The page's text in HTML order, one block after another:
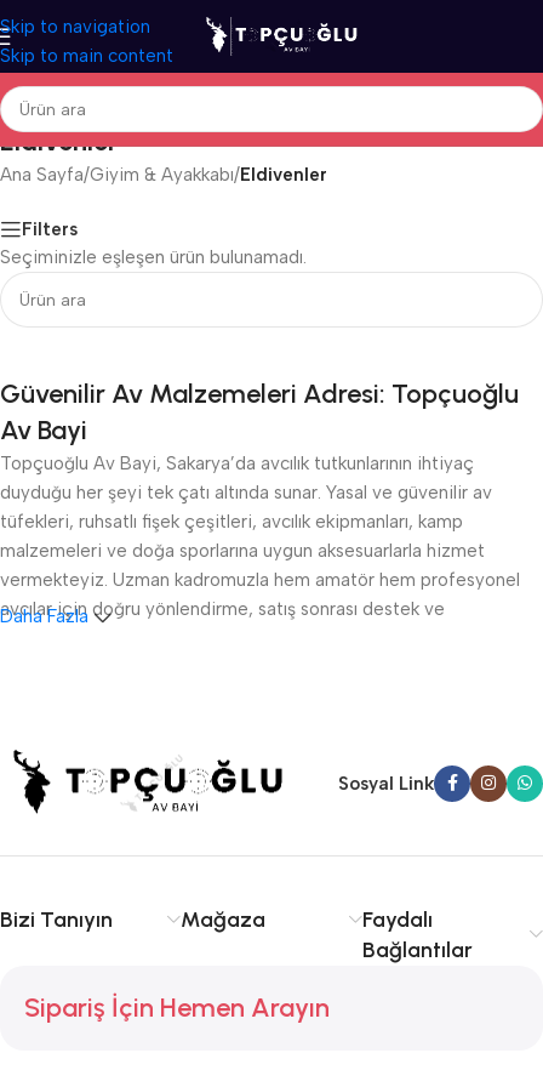
Skip to navigation
Skip to main content
Eldivenler
Ana Sayfa/Giyim & Ayakkabı/Eldivenler
Filters
Seçiminizle eşleşen ürün bulunamadı.
Güvenilir Av Malzemeleri Adresi: Topçuoğlu
Av Bayi
Topçuoğlu Av Bayi, Sakarya’da avcılık tutkunlarının ihtiyaç
duyduğu her şeyi tek çatı altında sunar. Yasal ve güvenilir av
tüfekleri, ruhsatlı fişek çeşitleri, avcılık ekipmanları, kamp
malzemeleri ve doğa sporlarına uygun aksesuarlarla hizmet
vermekteyiz. Uzman kadromuzla hem amatör hem profesyonel
avcılar için doğru yönlendirme, satış sonrası destek ve
sunuyoruz. Avcılıkta kalite, güvenlik ve deneyim için Topçuoğlu
Av sizinle!
Daha Fazla
Sosyal Link
Bizi Tanıyın Mağaza
Faydalı
Bağlantılar
Sipariş İçin Hemen Arayın